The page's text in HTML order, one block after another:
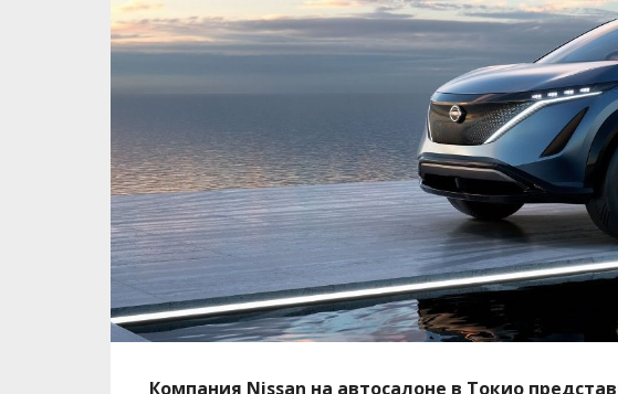
Компания Nissan на автосалоне в Токио